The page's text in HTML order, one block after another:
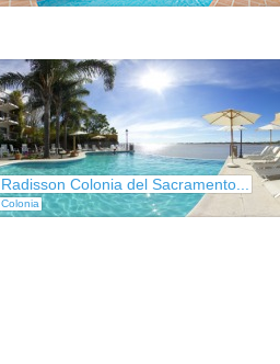
Radisson Colonia del Sacramento...
Colonia